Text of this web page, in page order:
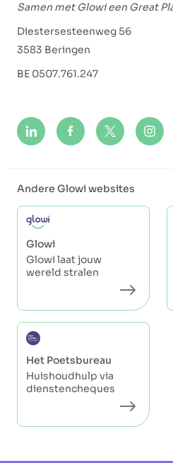
Samen met Glowi een Great
Diestersesteenweg 56
3583 Beringen
BE 0507.761.247
Andere Glowi websites
Glowi
Glowi laat jouw
wereld stralen
Het Poetsbureau
Huishoudhulp via
dienstencheques